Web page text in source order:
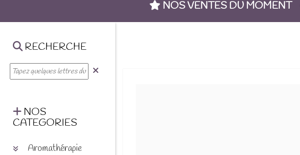
NOS VENTES DU MOMENT
RECHERCHE
NOS
CATEGORIES
Aromathérapie